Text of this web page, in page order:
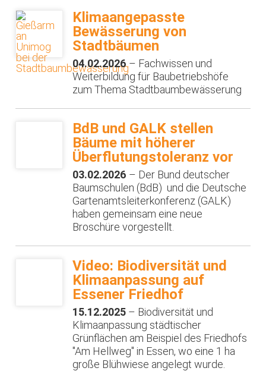
Klimaangepasste
Bewässerung von
Stadtbäumen
04.02.2026– Fachwissen und
Weiterbildung für Baubetriebshöfe
zum Thema Stadtbaumbewässerung
BdB und GALK stellen
Bäume mit höherer
Überflutungstoleranz vor
03.02.2026 – Der Bund deutscher
Baumschulen (BdB) und die Deutsche
Gartenamtsleiterkonferenz (GALK)
haben gemeinsam eine neue
Broschüre vorgestellt.
Video: Biodiversität und
Klimaanpassung auf
Essener Friedhof
15.12.2025 – Biodiversität und
Klimaanpassung städtischer
Grünflächen am Beispiel des Friedhofs
"Am Hellweg" in Essen, wo eine 1 ha
große Blühwiese angelegt wurde.